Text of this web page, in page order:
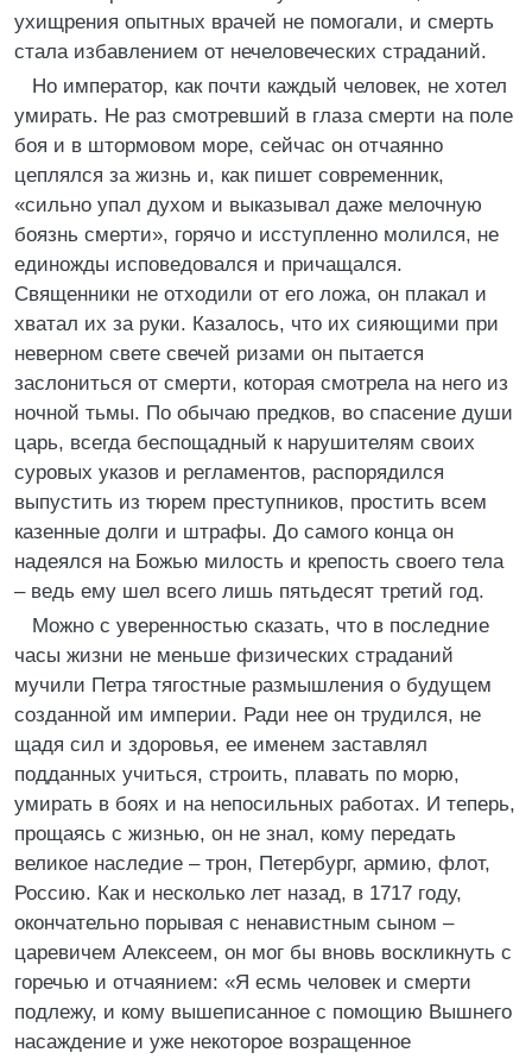
ухищрения опытных врачей не помогали, и смерть
стала избавлением от нечеловеческих страданий.
Но император, как почти каждый человек, не хотел
умирать. Не раз смотревший в глаза смерти на поле
боя и в штормовом море, сейчас он отчаянно
цеплялся за жизнь и, как пишет современник,
«сильно упал духом и выказывал даже мелочную
боязнь смерти», горячо и исступленно молился, не
единожды исповедовался и причащался.
Священники не отходили от его ложа, он плакал и
хватал их за руки. Казалось, что их сияющими при
неверном свете свечей ризами он пытается
заслониться от смерти, которая смотрела на него из
ночной тьмы. По обычаю предков, во спасение души
царь, всегда беспощадный к нарушителям своих
суровых указов и регламентов, распорядился
выпустить из тюрем преступников, простить всем
казенные долги и штрафы. До самого конца он
надеялся на Божью милость и крепость своего тела
– ведь ему шел всего лишь пятьдесят третий год.
Можно с уверенностью сказать, что в последние
часы жизни не меньше физических страданий
мучили Петра тягостные размышления о будущем
созданной им империи. Ради нее он трудился, не
щадя сил и здоровья, ее именем заставлял
подданных учиться, строить, плавать по морю,
умирать в боях и на непосильных работах. И теперь,
прощаясь с жизнью, он не знал, кому передать
великое наследие – трон, Петербург, армию, флот,
Россию. Как и несколько лет назад, в 1717 году,
окончательно порывая с ненавистным сыном –
царевичем Алексеем, он мог бы вновь воскликнуть с
горечью и отчаянием: «Я есмь человек и смерти
подлежу, и кому вышеписанное с помощию Вышнего
насаждение и уже некоторое возращенное